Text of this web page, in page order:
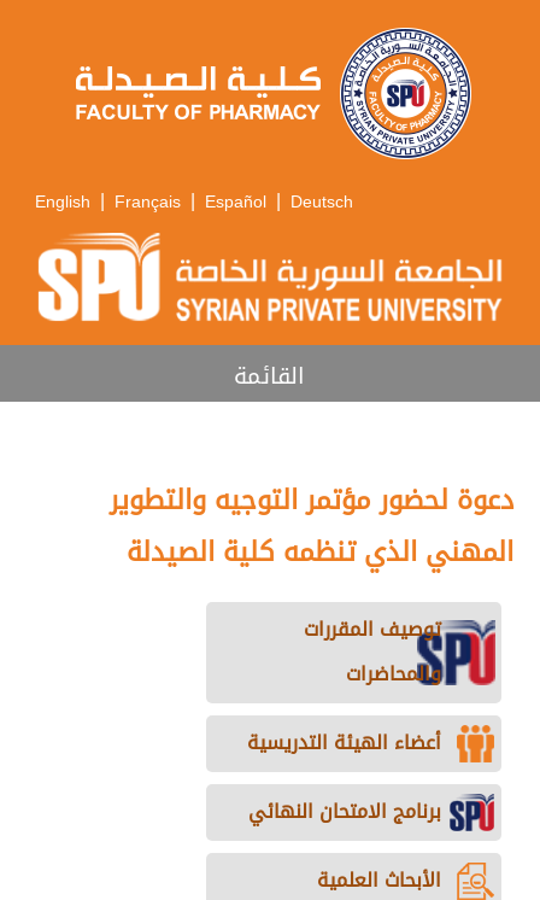
English | Français | Español | Deutsch
القائمة
دعوة لحضور مؤتمر التوجيه والتطوير
المهني الذي تنظمه كلية الصيدلة
توصيف المقررات
والمحاضرات
أعضاء الهيئة التدريسية
برنامج الامتحان النهائي
الأبحاث العلمية